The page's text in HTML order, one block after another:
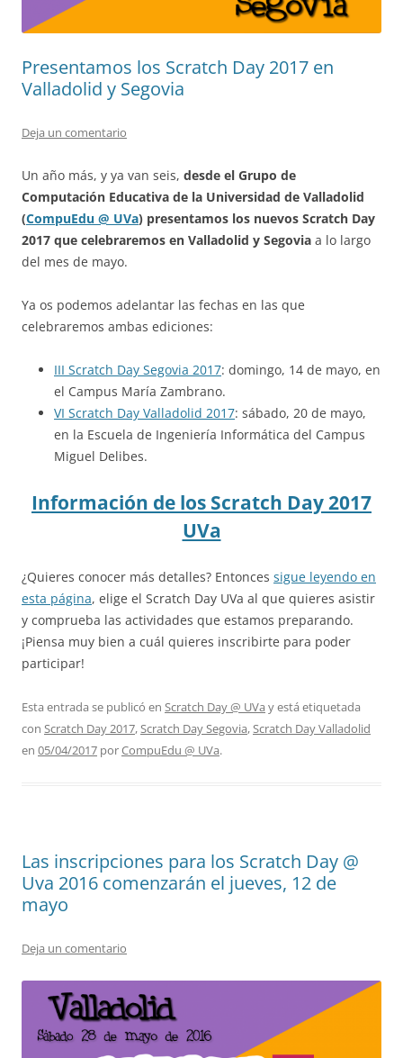
Presentamos los Scratch Day 2017 en
Valladolid y Segovia
Deja un comentario
Un año más, y ya van seis, desde el Grupo de
Computación Educativa de la Universidad de Valladolid
(CompuEdu @ UVa) presentamos los nuevos Scratch Day
2017 que celebraremos en Valladolid y Segovia a lo largo
del mes de mayo.
Ya os podemos adelantar las fechas en las que
celebraremos ambas ediciones:
III Scratch Day Segovia 2017: domingo, 14 de mayo, en
el Campus María Zambrano.
VI Scratch Day Valladolid 2017: sábado, 20 de mayo,
en la Escuela de Ingeniería Informática del Campus
Miguel Delibes.
Información de los Scratch Day 2017
UVa
¿Quieres conocer más detalles? Entonces sigue leyendo en
esta página, elige el Scratch Day UVa al que quieres asistir
y comprueba las actividades que estamos preparando.
¡Piensa muy bien a cuál quieres inscribirte para poder
participar!
Esta entrada se publicó en Scratch Day @ UVa y está etiquetada
con Scratch Day 2017,Scratch Day Segovia,Scratch Day Valladolid
en 05/04/2017 porCompuEdu @ UVa.
Las inscripciones para los Scratch Day @
Uva 2016 comenzarán el jueves, 12 de
mayo
Deja un comentario